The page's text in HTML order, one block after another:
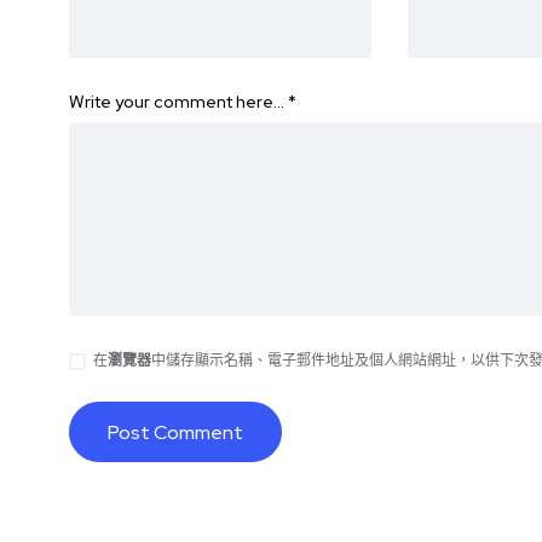
Write your comment here… *
在瀏覽器中儲存顯示名稱、電子郵件地址及個人網站網址，以供下次